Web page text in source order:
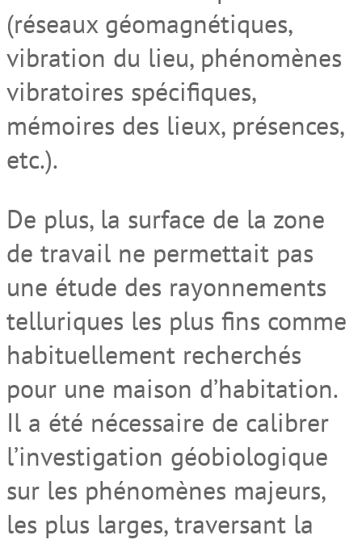
(réseaux géomagnétiques,
vibration du lieu, phénomènes
vibratoires spécifiques,
mémoires des lieux, présences,
etc.).
De plus, la surface de la zone
de travail ne permettait pas
une étude des rayonnements
telluriques les plus fins comme
habituellement recherchés
pour une maison d’habitation.
Il a été nécessaire de calibrer
l’investigation géobiologique
sur les phénomènes majeurs,
les plus larges, traversant la